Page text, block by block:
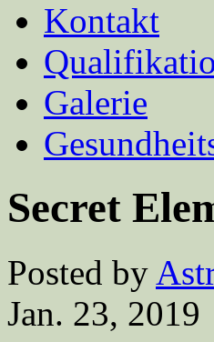
Kontakt
Galerie
Secret
Posted by
Jan. 23, 2019